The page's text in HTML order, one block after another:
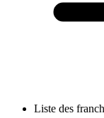
Liste des